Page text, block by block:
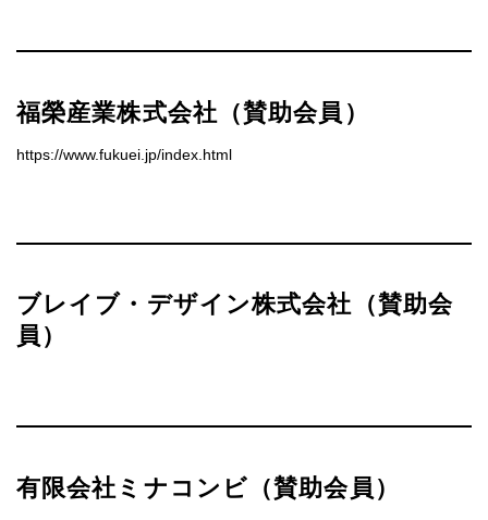
福榮産業株式会社（賛助会員）
https://www.fukuei.jp/index.html
ブレイブ・デザイン株式会社（賛助会
員）
有限会社ミナコンビ（賛助会員）